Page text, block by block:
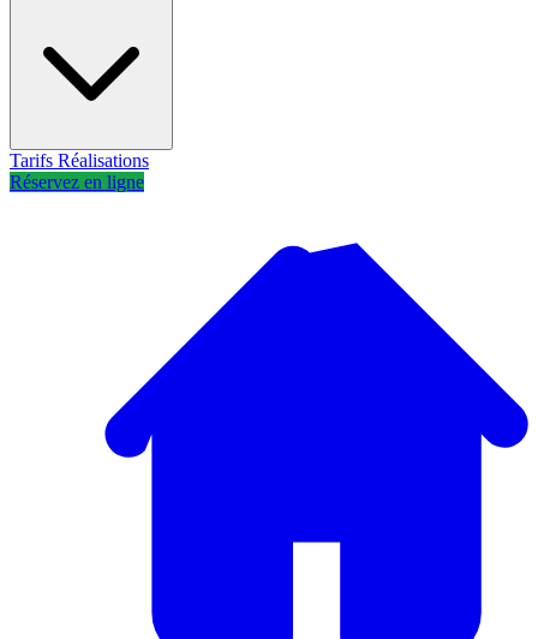
Tarifs Réalisations
Réservez en ligne